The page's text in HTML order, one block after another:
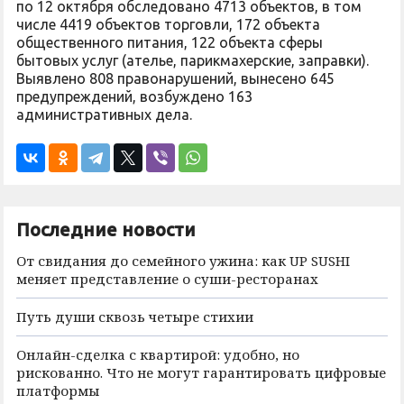
по 12 октября обследовано 4713 объектов, в том
числе 4419 объектов торговли, 172 объекта
общественного питания, 122 объекта сферы
бытовых услуг (ателье, парикмахерские, заправки).
Выявлено 808 правонарушений, вынесено 645
предупреждений, возбуждено 163
административных дела.
Последние новости
От свидания до семейного ужина: как UP SUSHI
меняет представление о суши-ресторанах
Путь души сквозь четыре стихии
Онлайн-сделка с квартирой: удобно, но
рискованно. Что не могут гарантировать цифровые
платформы